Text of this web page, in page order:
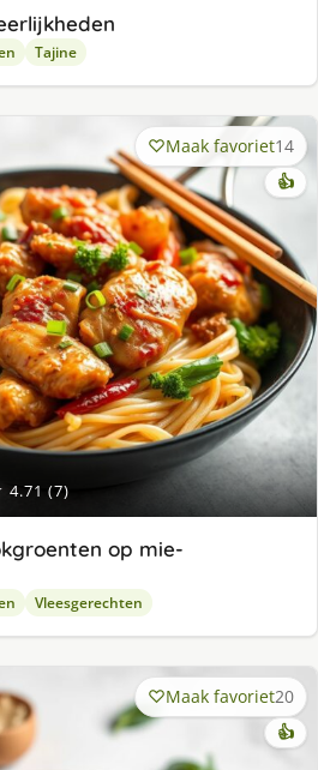
Tajine
4.71 (7)
Maak favoriet14
👍
op mie-
Vleesgerechten
Maak favoriet20
👍